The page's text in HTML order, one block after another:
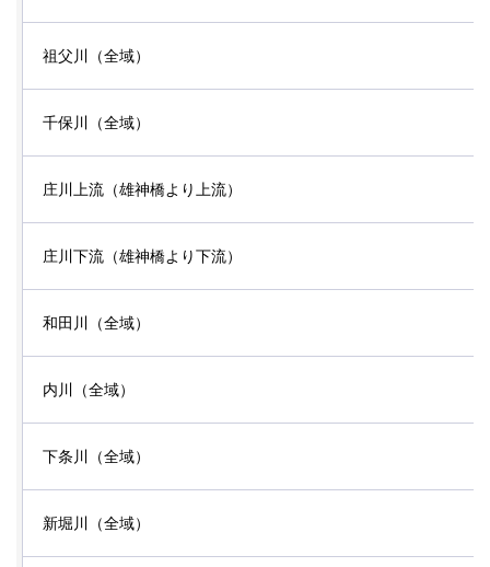
祖父川（全域）
千保川（全域）
庄川上流（雄神橋より上流）
庄川下流（雄神橋より下流）
和田川（全域）
内川（全域）
下条川（全域）
新堀川（全域）